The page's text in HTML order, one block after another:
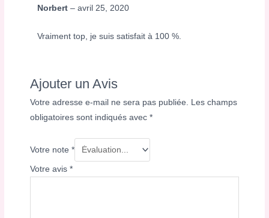
Norbert– avril 25, 2020
Vraiment top, je suis satisfait à 100 %.
Ajouter un Avis
Votre adresse e-mail ne sera pas publiée.
Les champs
obligatoires sont indiqués avec*
Votre note*
Votre avis*